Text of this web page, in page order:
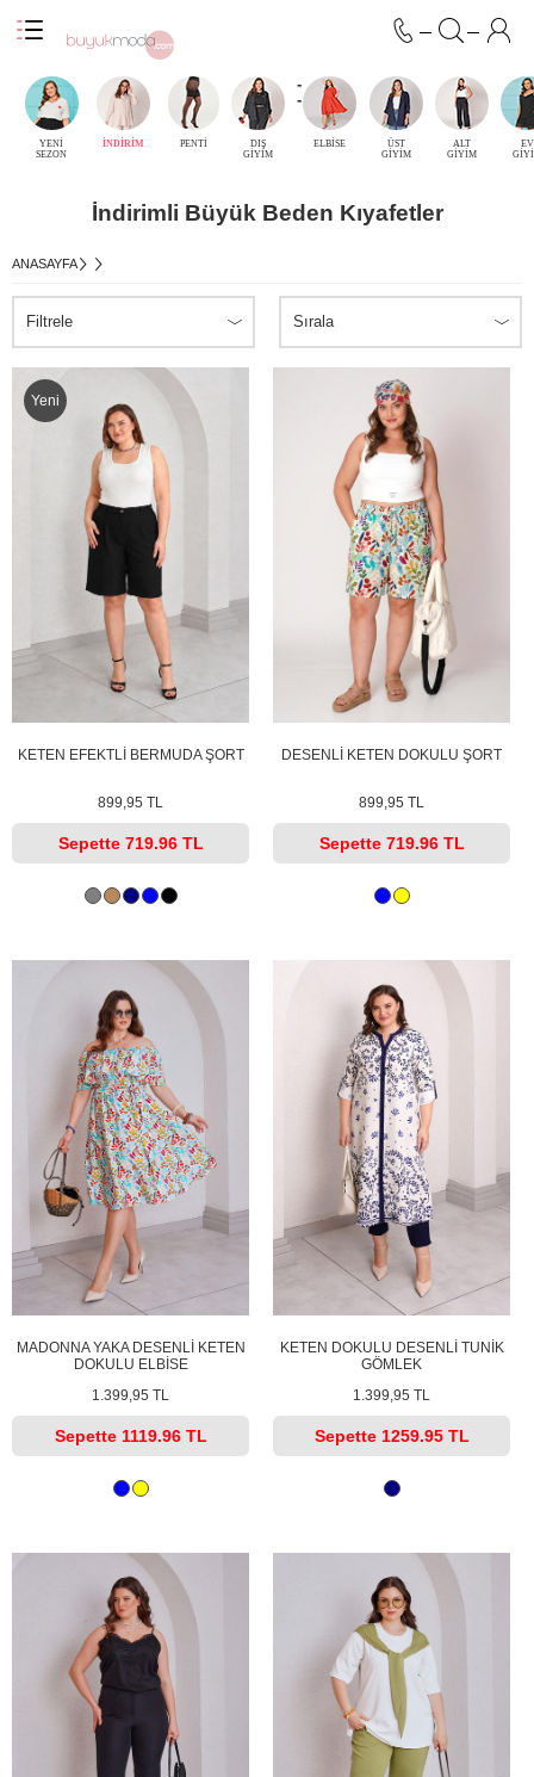
YENİ
SEZON
İNDİRİM PENTİ
DIŞ
GİYİM
-
-
ELBİSE
ÜST
GİYİM
ALT
GİYİM
EV
İndirimli Büyük Beden Kıyafetler
ANASAYFA
Filtrele Sırala
Yeni
KETEN EFEKTLİ BERMUDA ŞORT
899,95 TL
Sepette 719.96 TL
DESENLİ KETEN DOKULU ŞORT
899,95 TL
Sepette 719.96 TL
MADONNA YAKA DESENLİ KETEN
DOKULU ELBİSE
1.399,95 TL
Sepette 1119.96 TL
KETEN DOKULU DESENLİ TUNİK
GÖMLEK
1.399,95 TL
Sepette 1259.95 TL